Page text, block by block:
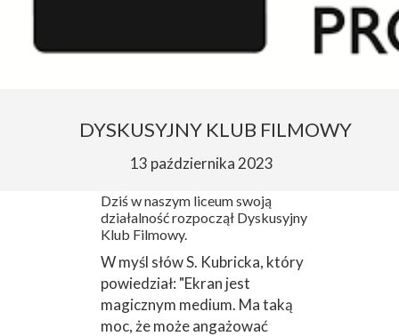
13 października 2023
DYSKUSYJNY KLUB FILMOWY
Dziś w naszym liceum swoją
działalność rozpoczął Dyskusyjny
Klub Filmowy.
W myśl słów S. Kubricka, który
powiedział: "Ekran jest
magicznym medium. Ma taką
moc, że może angażować